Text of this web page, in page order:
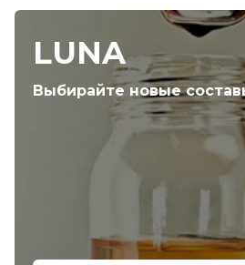
LUNA
Выбирайте новые